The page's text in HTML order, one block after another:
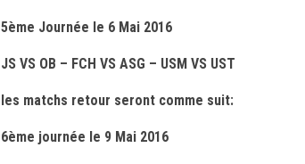
5ème Journée le 6 Mai 2016
JS VS OB – FCH VS ASG – USM VS UST
les matchs retour seront comme suit:
6ème journée le 9 Mai 2016